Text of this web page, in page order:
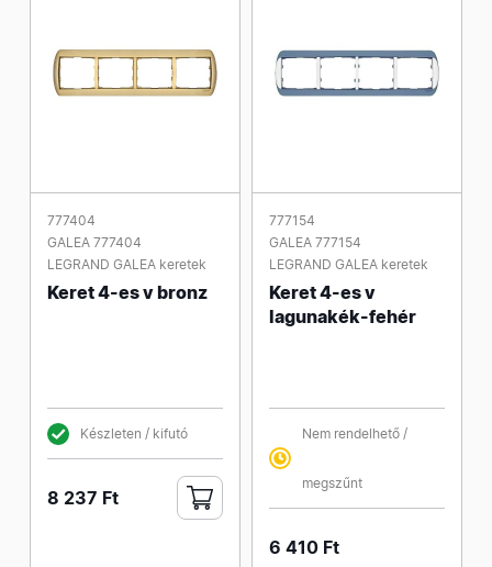
777404
GALEA 777404
LEGRAND GALEA keretek
Keret 4-es v bronz
Készleten / kifutó
8 237 Ft
777154
GALEA 777154
LEGRAND GALEA keretek
Keret 4-es v
lagunakék-fehér
Nem rendelhető /
megszűnt
6 410 Ft